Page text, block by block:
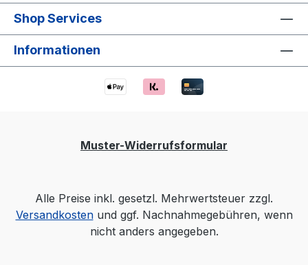
Shop Services
Informationen
Muster-Widerrufsformular
Alle Preise inkl. gesetzl. Mehrwertsteuer zzgl.
Versandkostenund ggf. Nachnahmegebühren, wenn
nicht anders angegeben.